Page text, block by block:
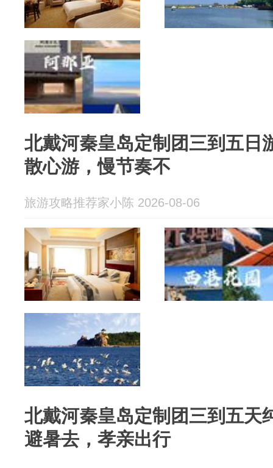
北戴河秦皇岛定制团三到五日
散心游，慢节奏不
旅游攻略推荐家小陈 2026-08-06
北戴河秦皇岛定制团三到五天
避暑去，孝亲出行